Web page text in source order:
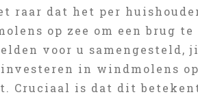
raar dat het per
op zee om een brug
voor u
in windmolens
Cruciaal is dat dit